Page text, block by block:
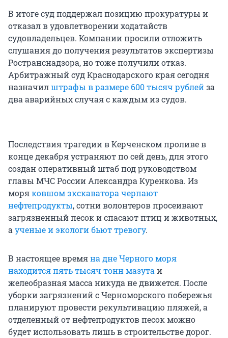
В итоге суд поддержал позицию прокуратуры и
отказал в удовлетворении ходатайств
судовладельцев. Компании просили отложить
слушания до получения результатов экспертизы
Ространснадзора, но тоже получили отказ.
Арбитражный суд Краснодарского края сегодня
назначилштрафы в размере 600 тысяч рублейза
два аварийных случая с каждым из судов.
Последствия трагедии в Керченском проливе в
конце декабря устраняют по сей день, для этого
создан оперативный штаб под руководством
главы МЧС России Александра Куренкова. Из
моряковшом экскаватора черпают
нефтепродукты, сотни волонтеров просеивают
загрязненный песок и спасают птиц и животных,
аученые и экологи бьют тревогу.
В настоящее времяна дне Черного моря
находится пять тысяч тонн мазутаи
желеобразная масса никуда не движется. После
уборки загрязнений с Черноморского побережья
планируют провести рекультивацию пляжей, а
отделенный от нефтепродуктов песок можно
будет использовать лишь в строительстве дорог.